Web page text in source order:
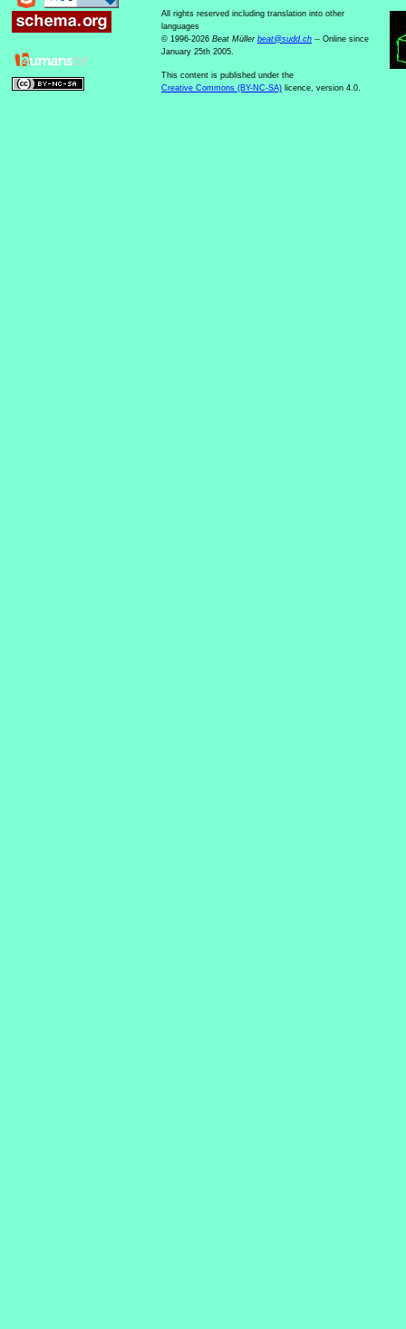
All rights reserved including translation into other
languages
© 1996-2026 Beat Müller beat@sudd.ch -- Online since
January 25th 2005.
This content is published under the
Creative Commons (BY-NC-SA) licence, version 4.0.